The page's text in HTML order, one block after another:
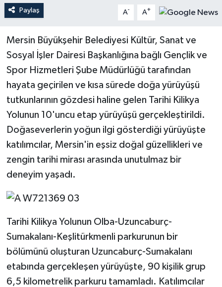
Paylaş A- A+
Mersin Büyükşehir Belediyesi Kültür, Sanat ve
Sosyal İşler Dairesi Başkanlığına bağlı Gençlik ve
Spor Hizmetleri Şube Müdürlüğü tarafından
hayata geçirilen ve kısa sürede doğa yürüyüşü
tutkunlarının gözdesi haline gelen Tarihi Kilikya
Yolunun 10'uncu etap yürüyüşü gerçekleştirildi.
Doğaseverlerin yoğun ilgi gösterdiği yürüyüşte
katılımcılar, Mersin'in eşsiz doğal güzellikleri ve
zengin tarihi mirası arasında unutulmaz bir
deneyim yaşadı.
Tarihi Kilikya Yolunun Olba-Uzuncaburç-
Sumakalanı-Keşlitürkmenli parkurunun bir
bölümünü oluşturan Uzuncaburç-Sumakalanı
etabında gerçekleşen yürüyüşte, 90 kişilik grup
6,5 kilometrelik parkuru tamamladı. Katılımcılar
Sürmanşet
Teknoloji
Yaşam